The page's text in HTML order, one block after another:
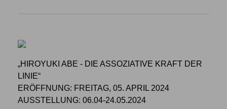
„HIROYUKI ABE - DIE ASSOZIATIVE KRAFT DER
LINIE“
ERÖFFNUNG: FREITAG, 05. APRIL 2024
AUSSTELLUNG: 06.04-24.05.2024